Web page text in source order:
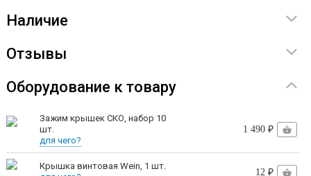
Готовьте с Fansel 2 — это просто!
Положите продукты в банки согласно рецепту и
плотно закройте крышкой, можно использовать
как ТВИСТ-офф, так и СКО крышки.
Наличие
Отзывы
Оборудование к товару
Зажим крышек СКО, набор 10
шт.
для чего?
1 490 ₽
Крышка винтовая Wein, 1 шт.
12 ₽